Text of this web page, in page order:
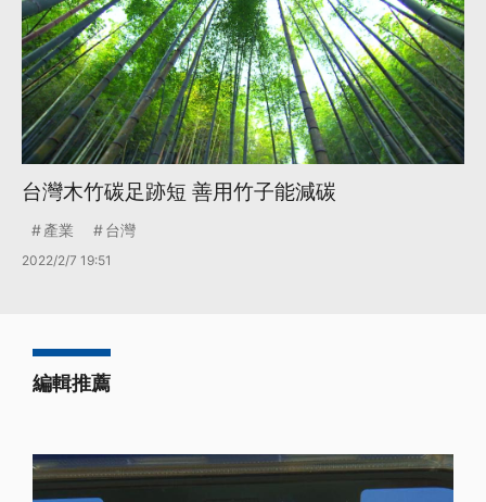
台灣木竹碳足跡短 善用竹子能減碳
產業 台灣
2022/2/7 19:51
編輯推薦